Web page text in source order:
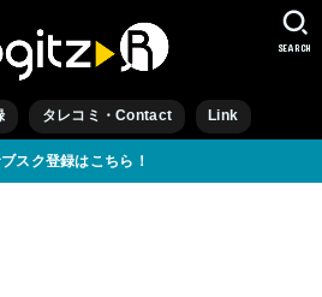
タレコミ・Contact Link
SEARCH
スク登録はこちら！